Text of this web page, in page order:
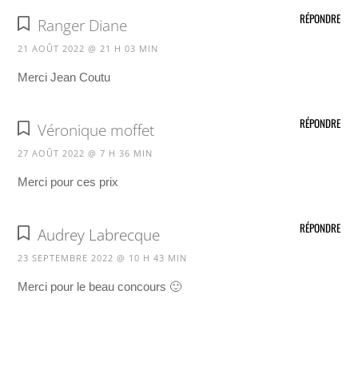
Ranger Diane
21 AOÛT 2022 @ 21 H 03 MIN
Merci Jean Coutu
RÉPONDRE
Véronique moffet
27 AOÛT 2022 @ 7 H 36 MIN
Merci pour ces prix
RÉPONDRE
Audrey Labrecque
23 SEPTEMBRE 2022 @ 10 H 43 MIN
Merci pour le beau concours 🙂
RÉPONDRE